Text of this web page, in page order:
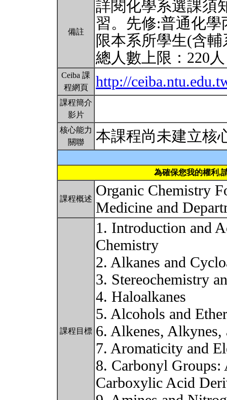
備註
詳閱化學系選課須
習。先修:普通化學
限本系所學生(含
總人數上限：220
Ceiba 課
程網頁
http://
課程簡介
影片
核心能力
關聯
本課程尚未建立核
為確保您我的權利,
課程概述 Organic Chemistry
Medicine and
課程目標
1. Introduction and
Chemistry
2. Alkanes and
3. Stereochemistry
4. Haloalkanes
5. Alcohols and
6. Alkenes, Alkynes,
7. Aromaticity and
8. Carbonyl Groups:
Carboxylic Acid